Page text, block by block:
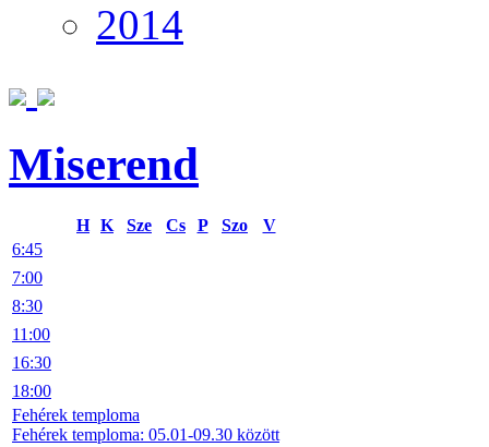
2014
Miserend
H K Sze Cs P Szo
V
6:45
7:00
8:30
11:00
16:30
18:00
Fehérek temploma
Fehérek temploma: 05.01-09.30 között